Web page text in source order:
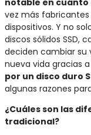
vez más
dispositivos. Y no
discos sólidos SSD,
deciden cambiar su
nueva vida gracias
por un disco duro
algunas razones
¿Cuáles son las
tradicional?